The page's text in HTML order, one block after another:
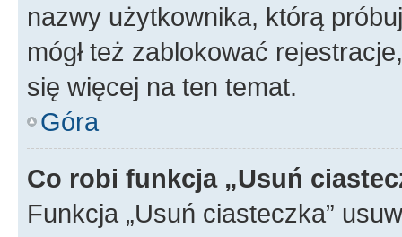
nazwy użytkownika, którą
mógł też zablokować
się więcej na ten temat.
Góra
Co robi funkcja „Usuń
Funkcja „Usuń ciasteczka”